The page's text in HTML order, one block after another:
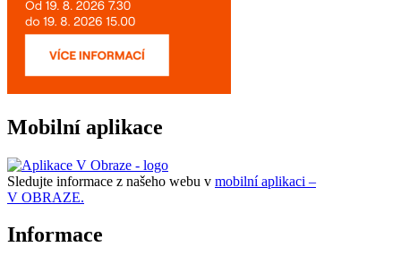
Mobilní aplikace
Sledujte informace z našeho webu v mobilní aplikaci –
V OBRAZE.
Informace